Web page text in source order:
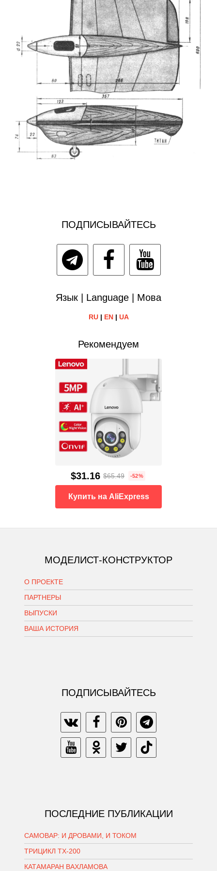
ПОДПИСЫВАЙТЕСЬ
Язык | Language | Мова
RU| EN| UA
Рекомендуем
$31.16 $65.49 -52%
Купить на AliExpress
МОДЕЛИСТ-КОНСТРУКТОР
О ПРОЕКТЕ
ПАРТНЕРЫ
ВЫПУСКИ
ВАША ИСТОРИЯ
ПОДПИСЫВАЙТЕСЬ
ПОСЛЕДНИЕ ПУБЛИКАЦИИ
САМОВАР: И ДРОВАМИ, И ТОКОМ
ТРИЦИКЛ ТХ-200
КАТАМАРАН ВАХЛАМОВА